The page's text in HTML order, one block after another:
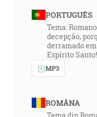
PORTUGUÊS
Tema:
decepção,
derramado
Espírito
MP3
ROMÂNA